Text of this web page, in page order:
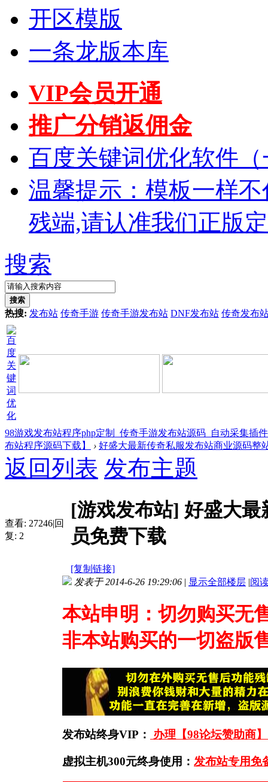
开区模版
一条龙版本库
VIP会员开通
推广分销返佣金
百度关键词优化软件
温馨提示：模板一样
残端,请认准我们正版
搜索
搜索
热搜: 发布站 传奇手游 传奇手游发布站 DNF发布站 传奇发布
98游戏发布站程序php定制_传奇手游发布站源码_自动采集插
布站程序源码下载】
› 好盛大最新传奇私服发布站商业源码整
返回列表 发布主题
查看: 27246|回
复: 2
[游戏发布站] 好盛大最
员免费下载
[复制链接]
发表于 2014-6-26 19:29:06 | 显示全部楼层 |阅
本站申明：切勿购买无
非本站购买的一切盗版
发布站终身VIP： 办理【98论坛赞助商
虚拟主机300元终身使用： 发布站专用免